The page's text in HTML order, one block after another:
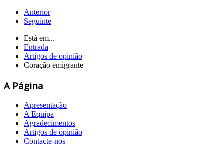
Anterior
Seguinte
Está em...
Entrada
Artigos de opinião
Coração emigrante
A Página
Apresentação
A Equipa
Agradecimentos
Artigos de opinião
Contacte-nos